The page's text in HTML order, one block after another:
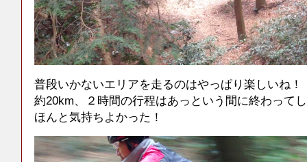
普段いかないエリアを走るのはやっぱり楽しいね！
約20km、２時間の行程はあっという間に終わって
ほんと気持ちよかった！